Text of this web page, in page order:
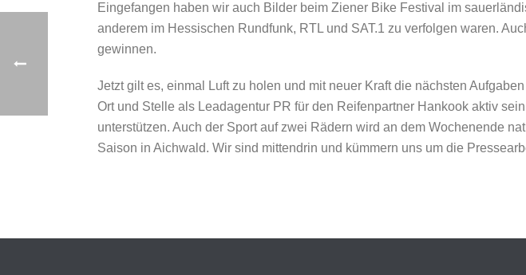
Eingefangen haben wir auch Bilder beim Ziener Bike Festival im
anderem im Hessischen Rundfunk, RTL und SAT.1 zu verfolgen waren.
gewinnen.
Jetzt gilt es, einmal Luft zu holen und mit neuer Kraft die nächsten
Ort und Stelle als Leadagentur PR für den Reifenpartner Hankook aktiv
unterstützen. Auch der Sport auf zwei Rädern wird an dem Wochenende
Saison in Aichwald. Wir sind mittendrin und kümmern uns um die